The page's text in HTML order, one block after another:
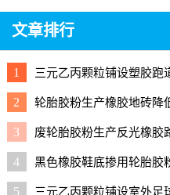
文章排行
1 三元乙丙颗粒铺设塑胶跑
2 轮胎胶粉生产橡胶地砖降
3 废轮胎胶粉生产反光橡胶
4 黑色橡胶鞋底掺用轮胎胶
5 三元乙丙颗粒铺设室外足